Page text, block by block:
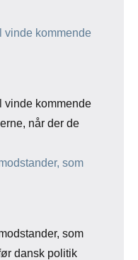
vinde kommende
vinde kommende
når der de
som
som
dansk politik